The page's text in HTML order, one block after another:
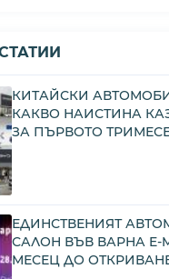
КИТАЙСКИ
КАКВО НАИСТИНА
ЗА ПЪРВОТО
ЕДИНСТВЕНИЯТ
САЛОН ВЪВ ВАРНА E-
МЕСЕЦ ДО